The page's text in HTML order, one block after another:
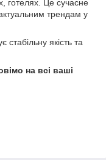
готелях. Це сучасне
трендам у
стабільну якість та
на всі ваші